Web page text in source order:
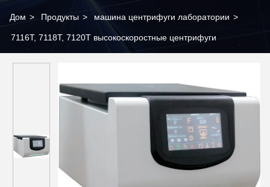
Дом > Продукты > машина центрифуги лаборатории >
7116T, 7118T, 7120T высокоскоростные центрифуги